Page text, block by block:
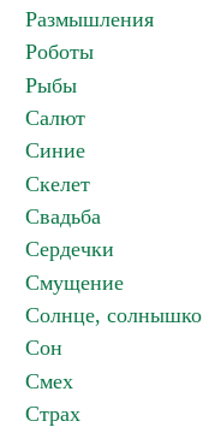
Размышления
Роботы
Рыбы
Салют
Синие
Скелет
Свадьба
Сердечки
Смущение
Солнце, солнышко
Сон
Смех
Страх